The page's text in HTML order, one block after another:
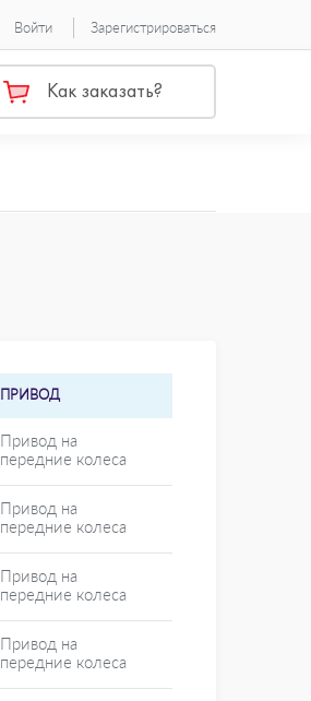
Войти Зарегистрироваться
Как заказать?
ПРИВОД
Привод на
передние колеса
Привод на
передние колеса
Привод на
передние колеса
Привод на
передние колеса